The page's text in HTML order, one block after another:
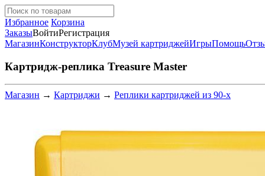
Избранное Корзина
ЗаказыВойтиРегистрация
МагазинКонструкторКлубМузей картриджейИгрыПомощь
Картридж-реплика Treasure Master
Магазин → Картриджи → Реплики картриджей из 90-х